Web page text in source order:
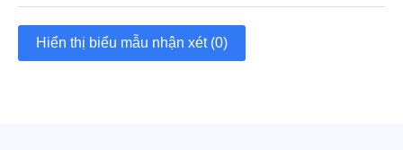
Hiển thị biểu mẫu nhận xét (0)